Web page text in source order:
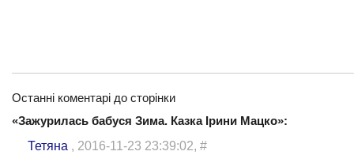
Останні коментарі до сторінки
«Зажурилась бабуся Зима. Казка Ірини Мацко»:
Тетяна , 2016-11-23 23:39:02, #